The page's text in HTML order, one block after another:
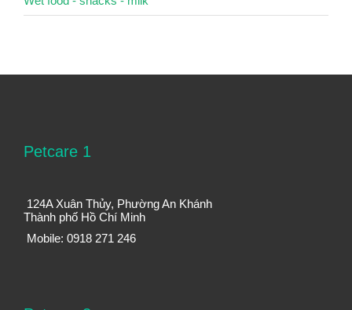
Petcare 1
124A Xuân Thủy, Phường An Khánh
Thành phố Hồ Chí Minh
Mobile: 0918 271 246